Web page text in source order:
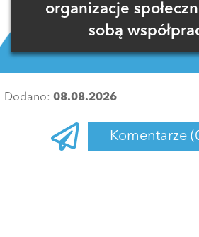
organizacje
sobą
Dodano: 08.08.2026
Komentarze